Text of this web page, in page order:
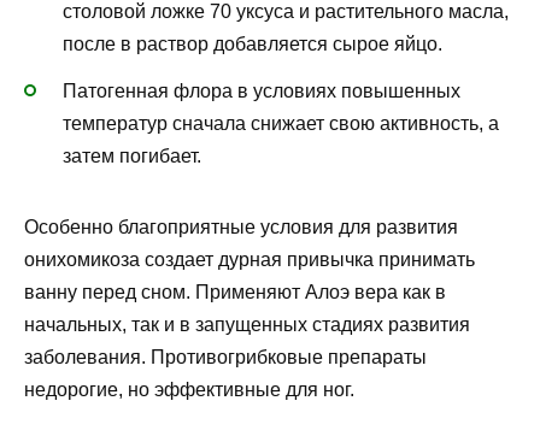
столовой ложке 70 уксуса и растительного масла,
после в раствор добавляется сырое яйцо.
Патогенная флора в условиях повышенных
температур сначала снижает свою активность, а
затем погибает.
Особенно благоприятные условия для развития
онихомикоза создает дурная привычка принимать
ванну перед сном. Применяют Алоэ вера как в
начальных, так и в запущенных стадиях развития
заболевания. Противогрибковые препараты
недорогие, но эффективные для ног.